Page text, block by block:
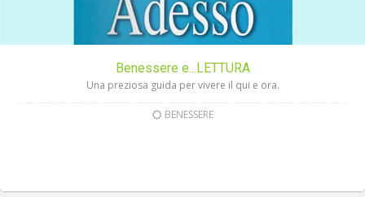
Benessere e...LETTURA
Una preziosa guida per vivere il qui e ora.
BENESSERE